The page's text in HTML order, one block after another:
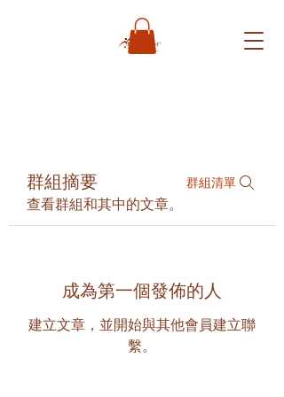
群組摘要 群組清單
查看群組和其中的文章。
成為第一個發佈的人
建立文章，並開始與其他會員建立聯
繫。